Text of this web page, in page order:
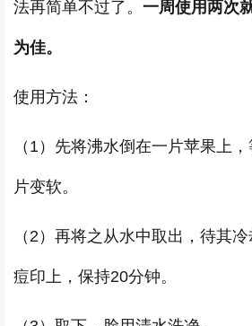
法再简单不过了。 一周使用两次
为佳。
使用方法：
（1）先将沸水倒在一片苹果上
片变软。
（2）再将之从水中取出，待其
痘印上，保持20分钟。